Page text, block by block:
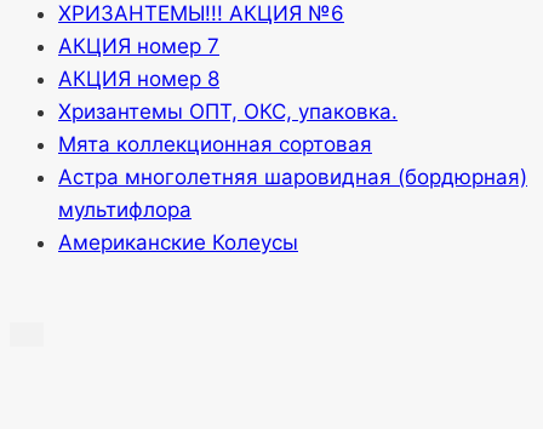
ХРИЗАНТЕМЫ!!! АКЦИЯ №6
АКЦИЯ номер 7
АКЦИЯ номер 8
Хризантемы ОПТ, ОКС, упаковка.
Мята коллекционная сортовая
Астра многолетняя шаровидная (бордюрная)
мультифлора
Американские Колеусы